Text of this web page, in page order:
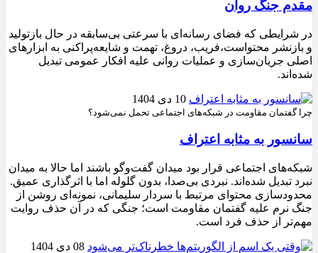
مقدم جنگ روان
در شرایطی که فضای رسانه‌ای با سرعتی بی‌سابقه در حال بازتولید
و بازنشر محتواست،فریب، دروغ، تهمت و شایعه‌پراکنی به ابزارهای
اصلی جریان‌سازی و عملیات روانی علیه افکار عمومی تبدیل
شده‌اند.
10 دی 1404
چرا گفتمان مقاومت در شبکه‌های اجتماعی تحمل نمی‌شود؟
سانسور به مثابه اعتراف
شبکه‌های اجتماعی قرار بود میدان گفت‌وگو باشند اما حالا به میدان
نبرد تبدیل شده‌اند. نبردی بی‌صدا، بدون گلوله اما با اثرگذاری عمیق.
محدودسازی محتوای مرتبط با سردار سلیمانی، نمونه‌ای روشن از
جنگ نرم علیه گفتمان مقاومت است؛ جنگی که در آن حذف روایت
مهم‌تر از حذف فرد است.
08 دی 1404